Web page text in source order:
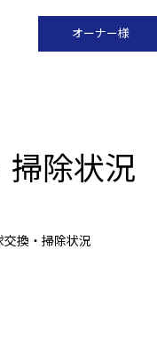
オーナー様
掃除状況
交換・掃除状況